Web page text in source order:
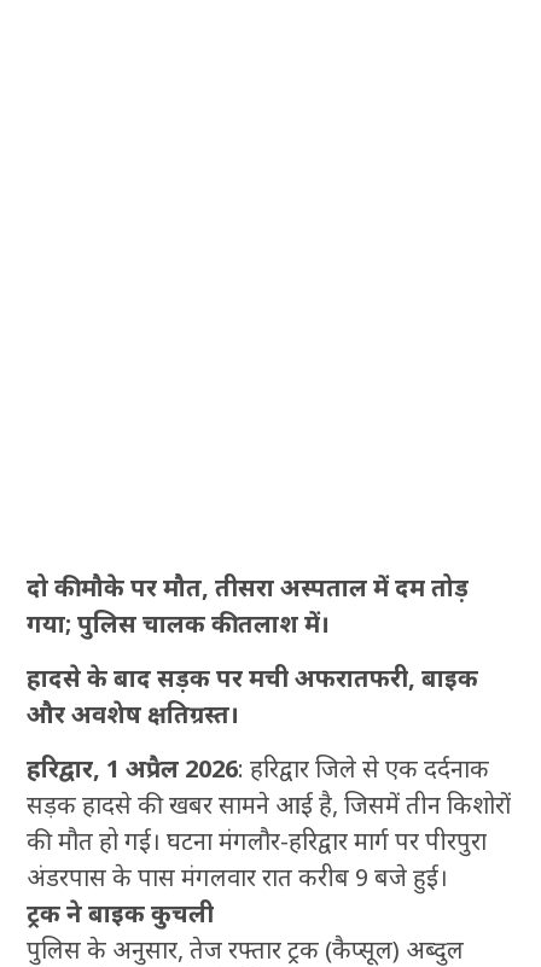
दो की मौके पर मौत, तीसरा अस्पताल में दम तोड़
गया; पुलिस चालक की तलाश में।
हादसे के बाद सड़क पर मची अफरातफरी, बाइक
और अवशेष क्षतिग्रस्त।
हरिद्वार, 1 अप्रैल 2026: हरिद्वार जिले से एक दर्दनाक
सड़क हादसे की खबर सामने आई है, जिसमें तीन किशोरों
की मौत हो गई। घटना मंगलौर-हरिद्वार मार्ग पर पीरपुरा
अंडरपास के पास मंगलवार रात करीब 9 बजे हुई।
ट्रक ने बाइक कुचली
पुलिस के अनुसार, तेज रफ्तार ट्रक (कैप्सूल) अब्दुल